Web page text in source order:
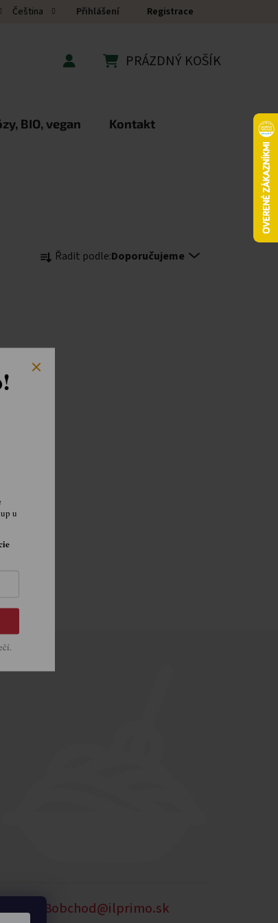
Čeština Přihlášení Registrace
PRÁZDNÝ KOŠÍK
BIO, vegan Kontakt
Řazení produktů
Řadit podle:Doporučujeme
875 258obchod@ilprimo.sk
u